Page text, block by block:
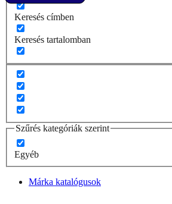
Keresés címben
Keresés tartalomban
Szűrés kategóriák szerint
Egyéb
Márka katalógusok